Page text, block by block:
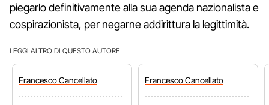
piegarlo definitivamente alla sua agenda nazionalista e
cospirazionista, per negarne addirittura la legittimità.
LEGGI ALTRO DI QUESTO AUTORE
FrancescoCancellato FrancescoCancellato